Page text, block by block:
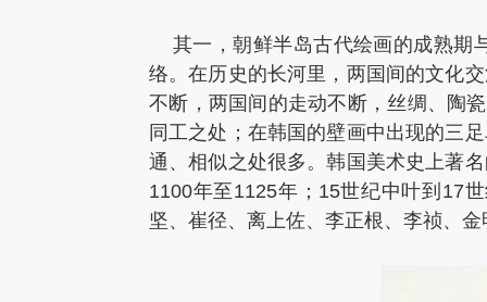
其一，朝鲜半岛古代绘画的成熟期
络。在历史的长河里，两国间的文化
不断，两国间的走动不断，丝绸、陶
同工之处；在韩国的壁画中出现的三
通、相似之处很多。韩国美术史上著
1100年至1125年；15世纪中叶到17
坚、崔径、离上佐、李正根、李祯、